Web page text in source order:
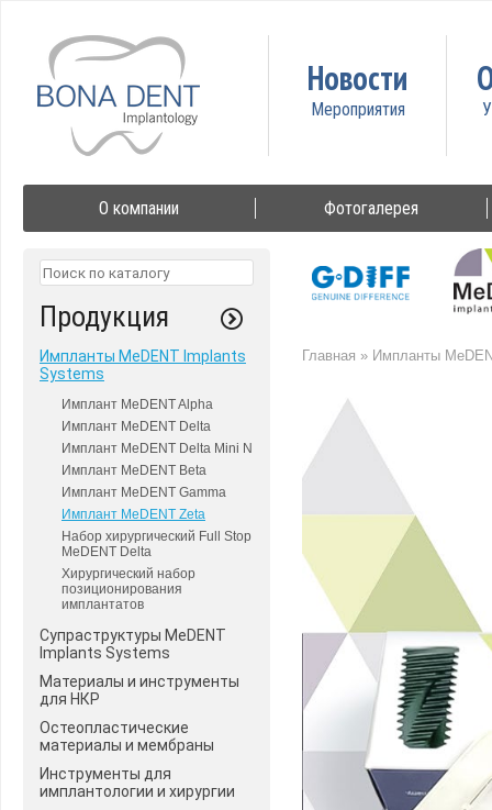
Новости
О компании Фотогалерея
Продукция
Импланты MeDENT Implants
Systems
Имплант MeDENT Alpha
Имплант MeDENT Delta
Имплант MeDENT Delta Mini N
Имплант MeDENT Beta
Имплант MeDENT Gamma
Имплант MeDENT Zeta
Набор хирургический Full Stop
MeDENT Delta
Хирургический набор
позиционирования
имплантатов
Супраструктуры MeDENT
Implants Systems
Материалы и инструменты
для НКР
Остеопластические
материалы и мембраны
Инструменты для
имплантологии и хирургии
Главная » Импланты